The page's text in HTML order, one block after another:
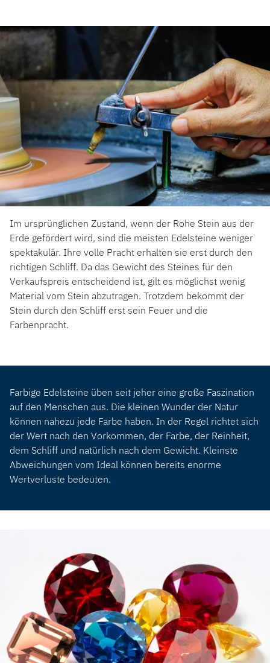
Im ursprünglichen Zustand, wenn der Rohe Stein aus der
Erde gefördert wird, sind die meisten Edelsteine weniger
spektakulär. Ihre volle Pracht erhalten sie erst durch den
richtigen Schliff. Da das Gewicht des Steines für den
Verkaufspreis entscheidend ist, gilt es möglichst wenig
Material vom Stein abzutragen. Trotzdem bekommt der
Stein durch den Schliff erst sein Feuer und die
Farbenpracht.
Farbige Edelsteine üben seit jeher eine große Faszination
auf den Menschen aus. Die kleinen Wunder der Natur
können nahezu jede Farbe haben. In der Regel richtet sich
der Wert nach den Vorkommen, der Farbe, der Reinheit,
dem Schliff und natürlich nach dem Gewicht. Kleinste
Abweichungen vom Ideal können bereits enorme
Wertverluste bedeuten.